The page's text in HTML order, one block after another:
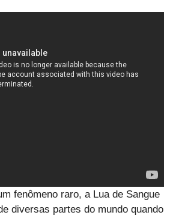
fenômeno raro, a Lua de Sangue
diversas partes do mundo quando